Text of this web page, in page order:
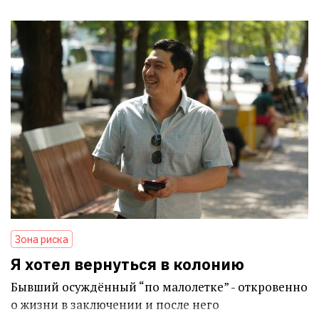
Зона риска
Я хотел вернуться в колонию
Бывший осуждённый “по малолетке” - откровенно
о жизни в заключении и после него